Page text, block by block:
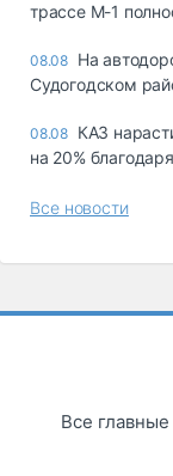
трассе М-1
08.08 На
Судогодском
08.08 КАЗ
на 20%
Все новости
Все